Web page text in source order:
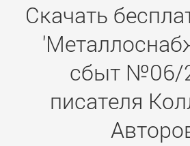
Скачать
сбыт №06/
писателя